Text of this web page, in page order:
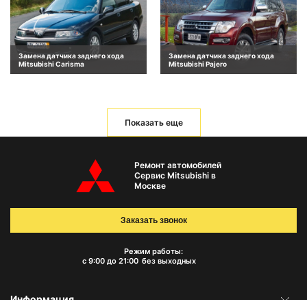
Замена датчика заднего хода
Mitsubishi Carisma
Замена датчика заднего хода
Mitsubishi Pajero
Показать еще
Ремонт автомобилей
Сервис Mitsubishi в
Москве
Режим работы:
с 9:00 до 21:00 без выходных
Заказать звонок